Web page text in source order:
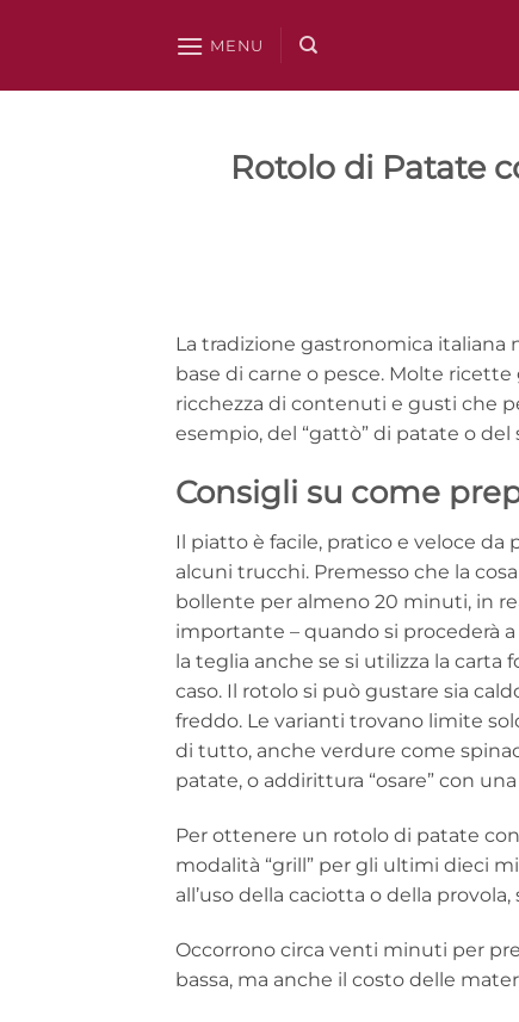
MENU
Rotolo di Patate
La tradizione gastronomica italiana
base di carne o pesce. Molte ricette
ricchezza di contenuti e gusti che
esempio, del “gattò” di patate o del
Consigli su come
Il piatto è facile, pratico e veloce
alcuni trucchi. Premesso che la
bollente per almeno 20 minuti, in
importante – quando si procederà
la teglia anche se si utilizza la
caso. Il rotolo si può gustare sia
freddo. Le varianti trovano limite
di tutto, anche verdure come
patate, o addirittura “osare” con
Per ottenere un rotolo di patate
modalità “grill” per gli ultimi dieci
all’uso della caciotta o della
Occorrono circa venti minuti per
bassa, ma anche il costo delle